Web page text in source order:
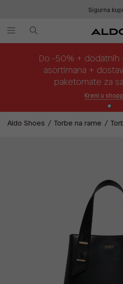
Sigurna
Do -50% + dodatnih
asortimana +
paketomate za
Kreni u
Aldo Shoes Torbe na rame